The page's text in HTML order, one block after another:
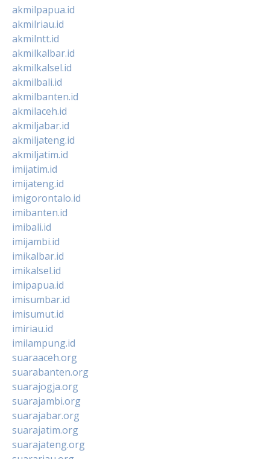
akmilpapua.id
akmilriau.id
akmilntt.id
akmilkalbar.id
akmilkalsel.id
akmilbali.id
akmilbanten.id
akmilaceh.id
akmiljabar.id
akmiljateng.id
akmiljatim.id
imijatim.id
imijateng.id
imigorontalo.id
imibanten.id
imibali.id
imijambi.id
imikalbar.id
imikalsel.id
imipapua.id
imisumbar.id
imisumut.id
imiriau.id
imilampung.id
suaraaceh.org
suarabanten.org
suarajogja.org
suarajambi.org
suarajabar.org
suarajatim.org
suarajateng.org